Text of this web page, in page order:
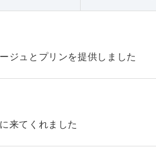
ジュとプリンを提供しました
来てくれました